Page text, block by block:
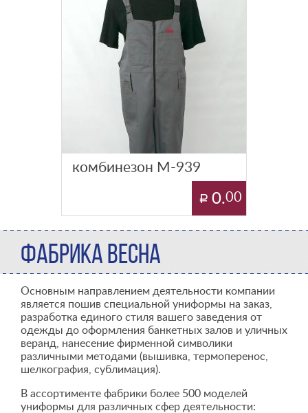
комбинезон М-939
0.00
ФАБРИКА ВЕСНА
Основным направлением деятельности компании
является пошив специальной униформы на заказ,
разработка единого стиля вашего заведения от
одежды до оформления банкетных залов и уличных
веранд, нанесение фирменной символики
различными методами (вышивка, термоперенос,
шелкография, сублимация).
В ассортименте фабрики более 500 моделей
униформы для различных сфер деятельности: